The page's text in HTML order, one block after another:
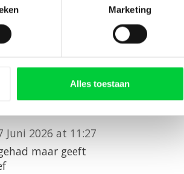
Marketing
Alles toestaan
Juni 2026 at 14:45
Juni 2026 at 11:27
maar geeft